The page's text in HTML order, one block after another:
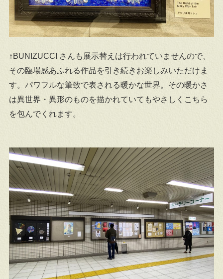
↑BUNIZUCCI さんも展示替えは行われていませんので、
その臨場感あふれる作品を引き続きお楽しみいただけま
す。パワフルな筆致で表される暖かな世界。その暖かさ
は異世界・異形のものを描かれていてもやさしくこちら
を包んでくれます。